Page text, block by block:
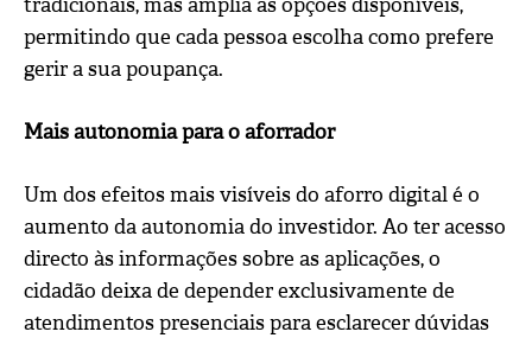
tradicionais, mas amplia as opções disponíveis,
permitindo que cada pessoa escolha como prefere
gerir a sua poupança.
Mais autonomia para o aforrador
Um dos efeitos mais visíveis do aforro digital é o
aumento da autonomia do investidor. Ao ter acesso
directo às informações sobre as aplicações, o
cidadão deixa de depender exclusivamente de
atendimentos presenciais para esclarecer dúvidas